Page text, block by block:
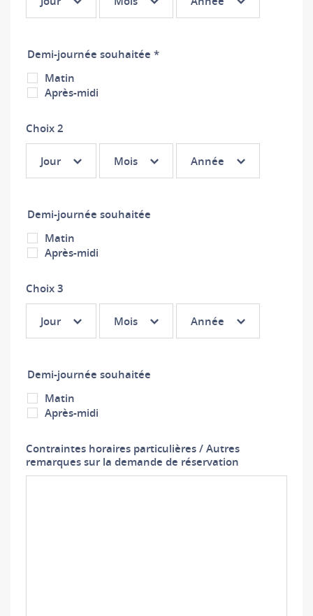
Jour
Mois
Année
Demi-journée souhaitée *
Matin
Après-midi
Choix 2
Jour
Jour
Mois
Mois
Année
Année
Demi-journée souhaitée
Matin
Après-midi
Choix 3
Jour
Jour
Mois
Mois
Année
Année
Demi-journée souhaitée
Matin
Après-midi
Contraintes horaires particulières / Autres
remarques sur la demande de réservation